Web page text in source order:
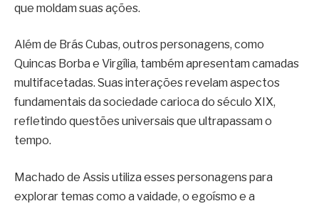
que moldam suas ações.
Além de Brás Cubas, outros personagens, como
Quincas Borba e Virgília, também apresentam camadas
multifacetadas. Suas interações revelam aspectos
fundamentais da sociedade carioca do século XIX,
refletindo questões universais que ultrapassam o
tempo.
Machado de Assis utiliza esses personagens para
explorar temas como a vaidade, o egoísmo e a